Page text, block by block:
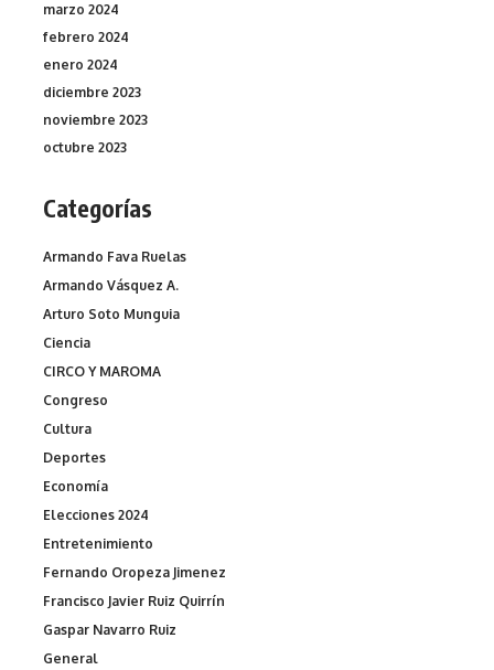
marzo 2024
febrero 2024
enero 2024
diciembre 2023
noviembre 2023
octubre 2023
Categorías
Armando Fava Ruelas
Armando Vásquez A.
Arturo Soto Munguia
Ciencia
CIRCO Y MAROMA
Congreso
Cultura
Deportes
Economía
Elecciones 2024
Entretenimiento
Fernando Oropeza Jimenez
Francisco Javier Ruiz Quirrín
Gaspar Navarro Ruiz
General